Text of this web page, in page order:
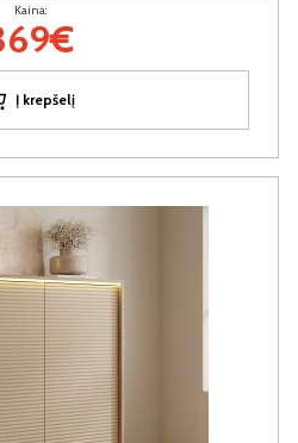
Kaina:
Į krepšelį